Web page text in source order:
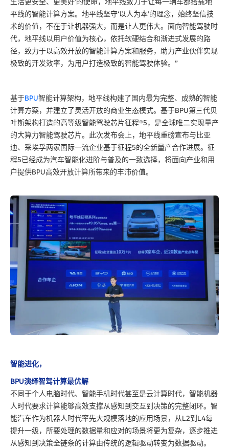
平线的智能计算方案。地平线坚守‘以人为本’的理念，始终坚信技
术的价值，不在于让机器强大，而是让人更伟大。面向智能驾驶时
代，地平线以用户价值为核心，依托软硬结合和渐进式发展的路
径，致力于以高效开放的智能计算方案和服务，助力产业伙伴实现
极致的开发效率，为用户打造极致的智能驾驶体验。”
基于BPU智能计算架构，地平线构建了国内最为完整、成熟的智能
计算方案，并建立了灵活开放的商业生态模式。基于BPU第三代贝
叶斯架构打造的高等级智能驾驶芯片征程®5，是全球唯二实现量产
的大算力智能驾驶芯片。此次发布会上，地平线重磅宣布与比亚
迪、采埃孚两家国际一流企业基于征程5的全新量产合作进展。征
程5已经成为汽车智能化进阶与普及的一致选择，将面向产业和用
户提供BPU高效开放计算所带来的丰沛价值。
智能进化，
BPU演绎智驾计算最优解
不同于个人电脑时代、智能手机时代甚至是云计算时代，智能机器
人时代要求计算能够高效支撑从感知到交互到决策的完整闭环。智
能汽车作为机器人时代率先大规模落地的应用场景，从L2到L4每
提升一级，所要处理的数据量和应对的场景将更为复杂，逐步推进
从感知到决策全链条的计算由传统的逻辑驱动转变为数据驱动。